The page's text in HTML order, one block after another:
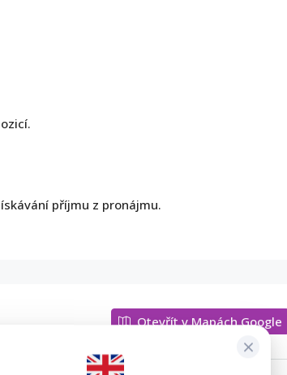
příjmu z pronájmu.
Otevřít v Mapách Google